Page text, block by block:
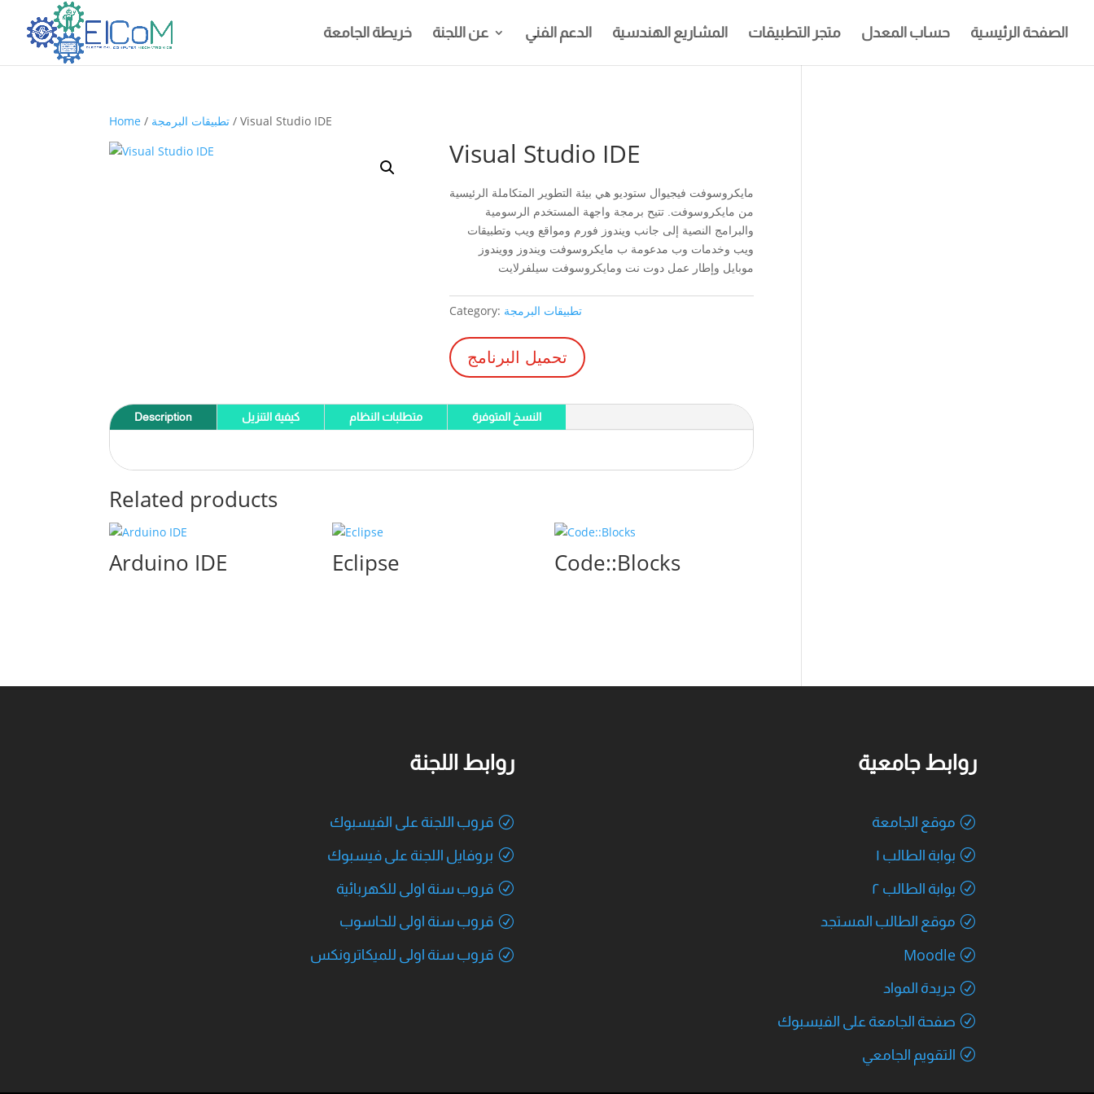
خريطة الجامعة عن اللجنة الدعم الفني المشاريع الهندسية متجر التطبيقات حساب المعدل الصفحة الرئيسية
Home / تطبيقات البرمجة / Visual Studio IDE
Visual Studio IDE
مايكروسوفت فيجيوال ستوديو ‏هي بيئة التطوير المتكاملة الرئيسية
من مايكروسوفت. تتيح برمجة واجهة المستخدم الرسومية
والبرامج النصية إلى جانب ويندوز فورم ومواقع ويب وتطبيقات
ويب وخدمات وب مدعومة ب مايكروسوفت ويندوز وويندوز
موبايل وإطار عمل دوت نت ومايكروسوفت سيلفرلايت
Category: تطبيقات البرمجة
تحميل البرنامج
Description كيفية التنزيل متطلبات النظام النسخ المتوفرة
Related products
Arduino IDE Eclipse Code::Blocks
قروب اللجنة على الفيسبوك
بروفايل اللجنة على فيسبوك
قروب سنة اولى للكهربائية
قروب سنة اولى للحاسوب
قروب سنة اولى للميكاترونكس
روابط جامعية
موقع الجامعة
بوابة الطالب ١
بوابة الطالب ٢
موقع الطالب المستجد
Moodle
جريدة المواد
صفحة الجامعة على الفيسبوك
التقويم الجامعي